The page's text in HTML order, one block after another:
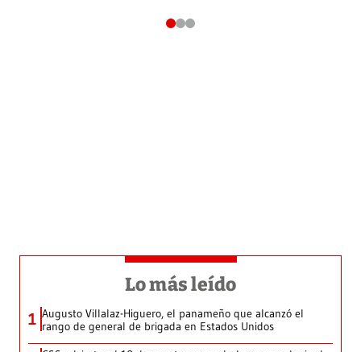
Lo más leído
1 Augusto Villalaz-Higuero, el panameño que alcanzó el
rango de general de brigada en Estados Unidos